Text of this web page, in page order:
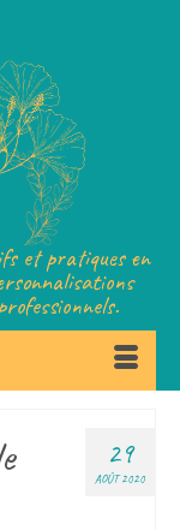
et pratiques en
29
AOÛT 2020